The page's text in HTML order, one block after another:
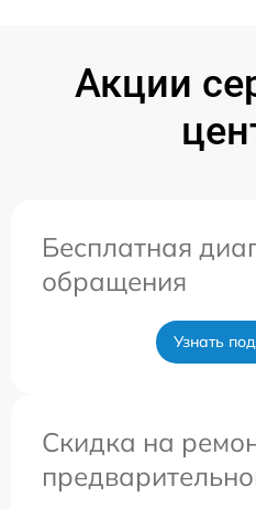
Акции
Бесплатная
обращения
Узнать
Скидка на